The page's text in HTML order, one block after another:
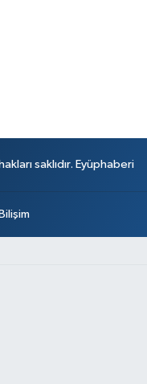
saklıdır. Eyüphaberi